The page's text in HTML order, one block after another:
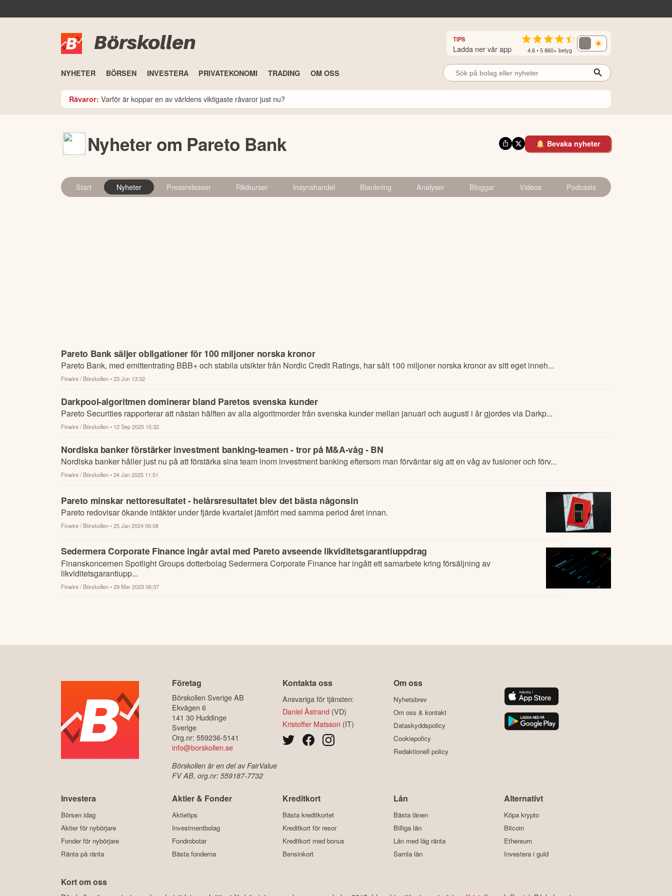
Börskollen TIPS
Ladda ner vår app 4.6 • 5 860+ betyg
NYHETER BÖRSEN INVESTERA PRIVATEKONOMI TRADING OM OSS
Råvaror: Varför är koppar en av världens viktigaste råvaror just nu?
Nyheter om Pareto Bank Bevaka nyheter
Start Nyheter Pressreleaser Riktkurser Insynshandel Blankning Analyser Bloggar Videos Podcasts
Pareto Bank säljer obligationer för 100 miljoner norska kronor
Pareto Bank, med emittentrating BBB+ och stabila utsikter från Nordic Credit Ratings, har sålt 100 miljoner norska kronor av sitt eget inneh...
Finwire / Börskollen• 23 Jun 13:32
Darkpool-algoritmen dominerar bland Paretos svenska kunder
Pareto Securities rapporterar att nästan hälften av alla algoritmorder från svenska kunder mellan januari och augusti i år gjordes via Darkp...
Finwire / Börskollen• 12 Sep 2025 15:32
Nordiska banker förstärker investment banking-teamen - tror på M&A-våg - BN
Nordiska banker håller just nu på att förstärka sina team inom investment banking eftersom man förväntar sig att en våg av fusioner och förv...
Finwire / Börskollen• 24 Jan 2025 11:51
Pareto minskar nettoresultatet - helårsresultatet blev det bästa någonsin
Pareto redovisar ökande intäkter under fjärde kvartalet jämfört med samma period året innan.
Finwire / Börskollen• 25 Jan 2024 06:58
Sedermera Corporate Finance ingår avtal med Pareto avseende likviditetsgarantiuppdrag
Finanskoncernen Spotlight Groups dotterbolag Sedermera Corporate Finance har ingått ett samarbete kring försäljning av
likviditetsgarantiupp...
Finwire / Börskollen• 29 Mar 2023 06:37
Företag
Börskollen Sverige AB
Ekvägen 6
141 30 Huddinge
Sverige
Org.nr: 559236-5141
info@borskollen.se
Börskollen är en del av FairValue
FV AB, org.nr: 559187-7732
Kontakta oss
Ansvariga för tjänsten:
Daniel Åstrand (VD)
Kristoffer Matsson (IT)
Om oss
Nyhetsbrev
Om oss & kontakt
Dataskyddspolicy
Cookiepolicy
Redaktionell policy
Investera
Börsen idag
Aktier för nybörjare
Fonder för nybörjare
Ränta på ränta
Aktier & Fonder
Aktietips
Investmentbolag
Fondrobotar
Bästa fonderna
Kreditkort
Bästa kreditkortet
Kreditkort för resor
Kreditkort med bonus
Bensinkort
Lån
Bästa lånen
Billiga lån
Lån med låg ränta
Samla lån
Alternativt
Köpa krypto
Bitcoin
Ethereum
Investera i guld
Kort om oss